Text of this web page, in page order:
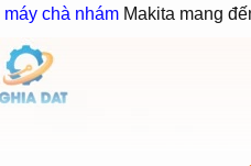
máy chà nhámMakita mang